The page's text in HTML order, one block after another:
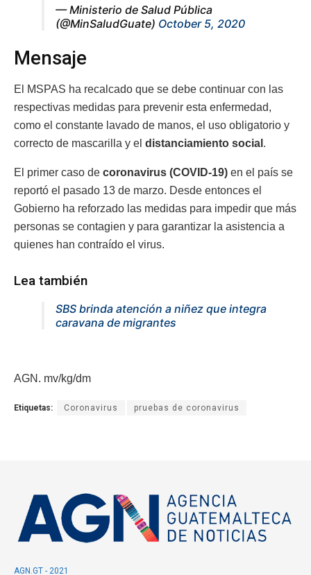
— Ministerio de Salud Pública
(@MinSaludGuate) October 5, 2020
Mensaje
El MSPAS ha recalcado que se debe continuar con las
respectivas medidas para prevenir esta enfermedad,
como el constante lavado de manos, el uso obligatorio y
correcto de mascarilla y el distanciamiento social .
El primer caso de coronavirus (COVID-19) en el país se
reportó el pasado 13 de marzo. Desde entonces el
Gobierno ha reforzado las medidas para impedir que más
personas se contagien y para garantizar la asistencia a
quienes han contraído el virus.
Lea también
SBS brinda atención a niñez que integra
caravana de migrantes
AGN. mv/kg/dm
Etiquetas: Coronavirus pruebas de coronavirus
AGN.GT - 2021